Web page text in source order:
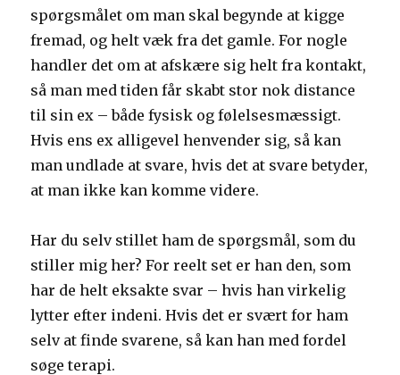
spørgsmålet om man skal begynde at kigge
fremad, og helt væk fra det gamle. For nogle
handler det om at afskære sig helt fra kontakt,
så man med tiden får skabt stor nok distance
til sin ex – både fysisk og følelsesmæssigt.
Hvis ens ex alligevel henvender sig, så kan
man undlade at svare, hvis det at svare betyder,
at man ikke kan komme videre.
Har du selv stillet ham de spørgsmål, som du
stiller mig her? For reelt set er han den, som
har de helt eksakte svar – hvis han virkelig
lytter efter indeni. Hvis det er svært for ham
selv at finde svarene, så kan han med fordel
søge terapi.